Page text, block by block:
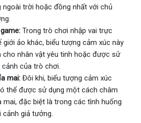
trời hoặc đồng nhất với chủ
Trong trò chơi nhập vai trực
giới ảo khác, biểu tượng cảm xúc này
cho nhân vật yêu tinh hoặc được sử
của trò chơi.
mai: Đôi khi, biểu tượng cảm xúc
thể được sử dụng một cách châm
mai, đặc biệt là trong các tình huống
cảnh giả tưởng.